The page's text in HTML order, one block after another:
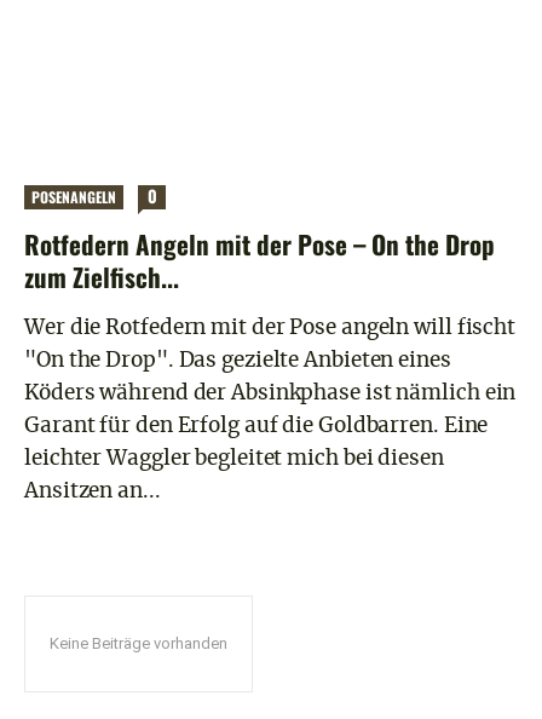
POSENANGELN 0
Rotfedern Angeln mit der Pose – On the Drop
zum Zielfisch...
Wer die Rotfedern mit der Pose angeln will fischt
"On the Drop". Das gezielte Anbieten eines
Köders während der Absinkphase ist nämlich ein
Garant für den Erfolg auf die Goldbarren. Eine
leichter Waggler begleitet mich bei diesen
Ansitzen an...
Keine Beiträge vorhanden